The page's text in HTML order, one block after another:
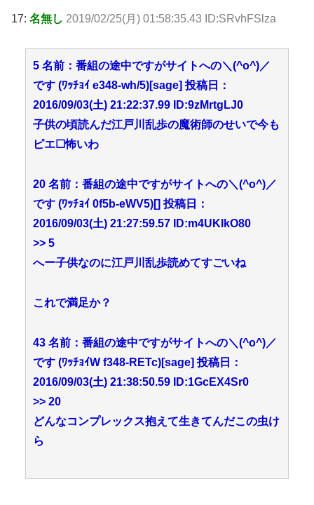
17: 名無し 2019/02/25(月) 01:58:35.43 ID:SRvhFSlza
5 名前：番組の途中ですがサイトへの＼(^o^)／
です (ﾜｯﾁｮｲ e348-wh/5)[sage] 投稿日：
2016/09/03(土) 21:22:37.99 ID:9zMrtgLJ0
子供の頃読んだ江戸川乱歩の魔術師のせいで今も
ピエ☐怖いわ
20 名前：番組の途中ですがサイトへの＼(^o^)／
です (ﾜｯﾁｮｲ 0f5b-eWV5)[] 投稿日：
2016/09/03(土) 21:27:59.57 ID:m4UKIkO80
>> 5
へー子供なのに江戸川乱歩読めてすごいね
これで満足か？
43 名前：番組の途中ですがサイトへの＼(^o^)／
です (ﾜｯﾁｮｲW f348-RETc)[sage] 投稿日：
2016/09/03(土) 21:38:50.59 ID:1GcEX4Sr0
>> 20
どんなコンプレックス抱えて生きてんだこの虫け
ら